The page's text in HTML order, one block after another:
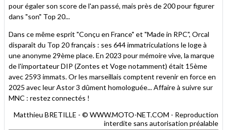
pour égaler son score de l'an passé, mais près de 200 pour figurer
dans "son" Top 20...
Dans ce même esprit "Conçu en France" et "Made in RPC", Orcal
disparaît du Top 20 français : ses 644 immatriculations le loge à
une anonyme 29ème place. En 2023 pour mémoire vive, la marque
de l'importateur DIP (Zontes et Voge notamment) était 15ème
avec 2593 immats. Or les marseillais comptent revenir en force en
2025 avec leur Astor 3 dûment homologuée... Affaire à suivre sur
MNC : restez connectés !
Matthieu BRETILLE - © WWW.MOTO-NET.COM - Reproduction
interdite sans autorisation préalable